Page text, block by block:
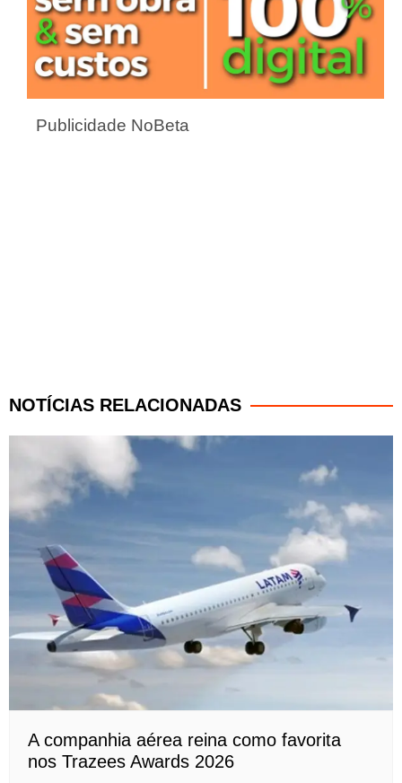
Publicidade NoBeta
NOTÍCIAS RELACIONADAS
A companhia aérea reina como favorita
nos Trazees Awards 2026